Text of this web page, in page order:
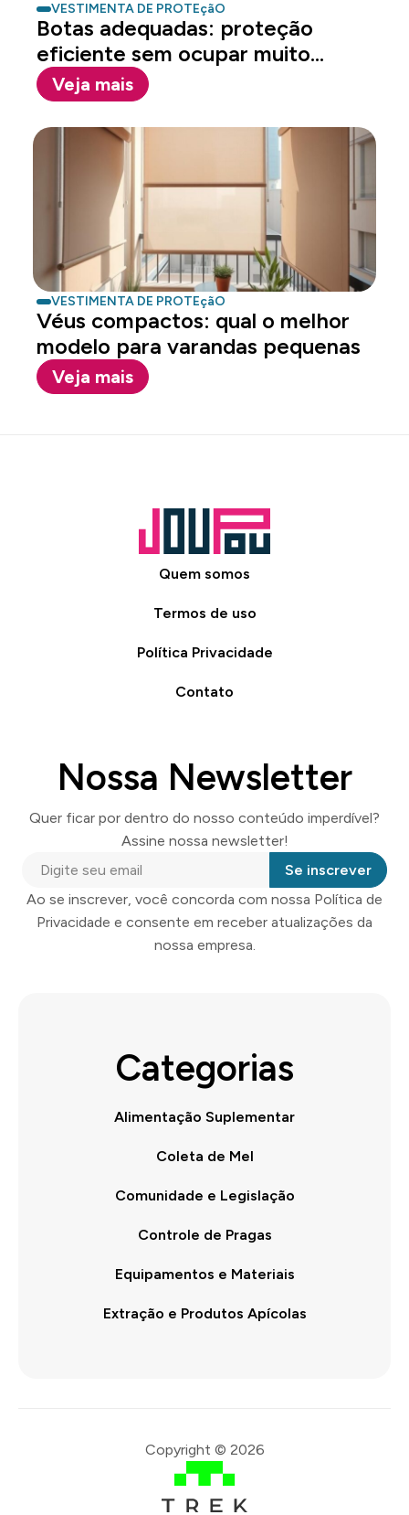
VESTIMENTA DE PROTEçãO
Botas adequadas: proteção
eficiente sem ocupar muito
espaço
Veja mais
VESTIMENTA DE PROTEçãO
Véus compactos: qual o melhor
modelo para varandas pequenas
Veja mais
Quem somos
Termos de uso
Política Privacidade
Contato
Nossa Newsletter
Quer ficar por dentro do nosso conteúdo imperdível?
Assine nossa newsletter!
Se inscrever
Ao se inscrever, você concorda com nossa Política de
Privacidade e consente em receber atualizações da
nossa empresa.
Categorias
Alimentação Suplementar
Coleta de Mel
Comunidade e Legislação
Controle de Pragas
Equipamentos e Materiais
Extração e Produtos Apícolas
Copyright © 2026